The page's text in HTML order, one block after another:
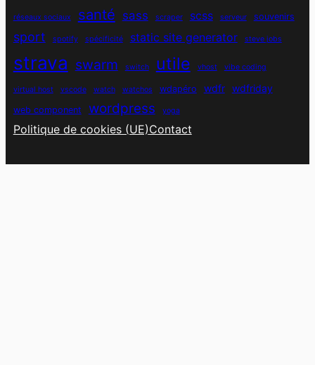
réseaux sociaux santé sass scraper scss serveur souvenirs
sport spotify spécificité static site generator steve jobs
strava swarm switch utile vhost vibe coding
virtual host vscode watch watchos wdapéro wdfr wdfriday
web component wordpress yoga
Politique de cookies (UE)Contact